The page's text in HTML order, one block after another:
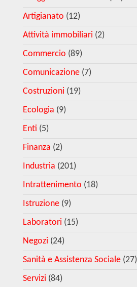
Artigianato (12)
Attività immobiliari (2)
Commercio (89)
Comunicazione (7)
Costruzioni (19)
Ecologia (9)
Enti (5)
Finanza (2)
Industria (201)
Intrattenimento (18)
Istruzione (9)
Laboratori (15)
Negozi (24)
Sanità e Assistenza Sociale (27)
Servizi (84)